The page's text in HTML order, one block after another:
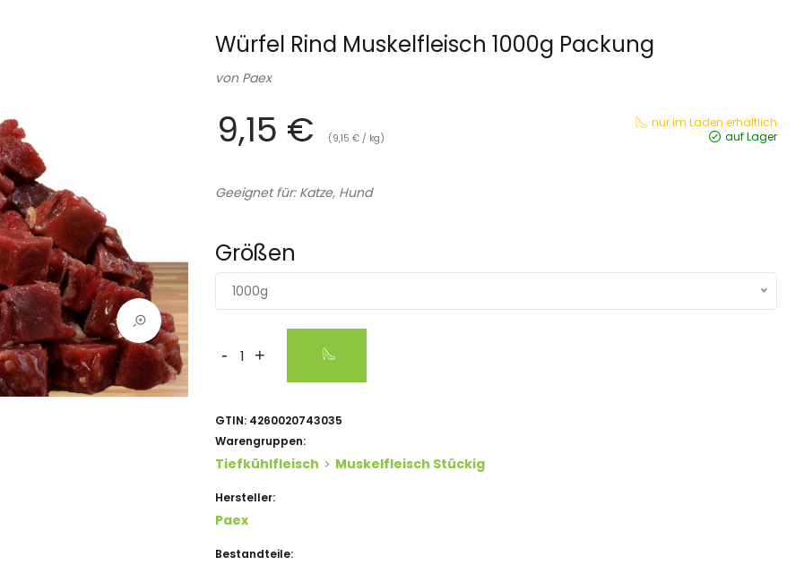
Würfel Rind Muskelfleisch 1000g Packung
von Paex
9,15 € (9,15 € / kg)
nur im Laden erhältlich
auf Lager
Geeignet für: Katze, Hund
Größen
1000g
- +
GTIN: 4260020743035
Warengruppen:
Tiefkühlfleisch Muskelfleisch Stückig
Hersteller:
Paex
Bestandteile: